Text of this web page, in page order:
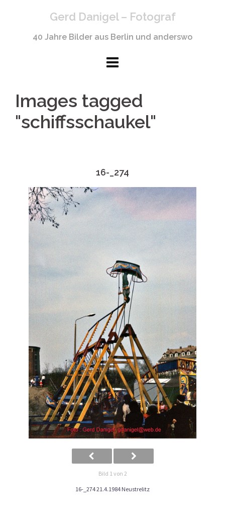
Gerd Danigel – Fotograf
40 Jahre Bilder aus Berlin und anderswo
Images tagged
"schiffsschaukel"
16-_274
Bild 1 von 2
16-_274 21.4.1984 Neustrelitz